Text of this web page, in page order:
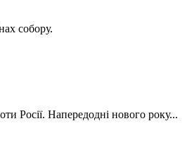
собору.
Росії. Напередодні нового року...